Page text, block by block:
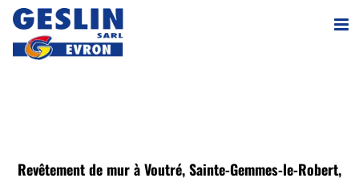
Passer
contenu
Revêtement de mur à Voutré, Sainte-Gemmes-le-Robert,